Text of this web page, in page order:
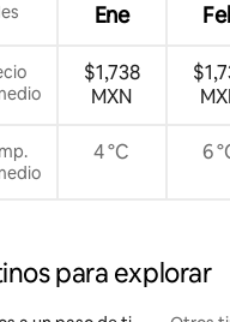
Ene
$1,738
MXN
4 °C 6
para explorar